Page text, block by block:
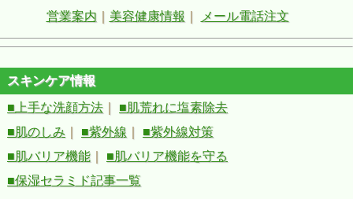
営業案内
美容健康情報 メール電話注文
スキンケア情報
■上手な洗顔方法
■肌荒れに塩素除去
■肌のしみ
■紫外線
■紫外線対策
■肌バリア機能
■肌バリア機能を守る
■保湿セラミド記事一覧